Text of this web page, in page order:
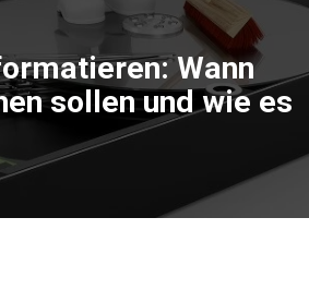
Wann
sollen und wie es